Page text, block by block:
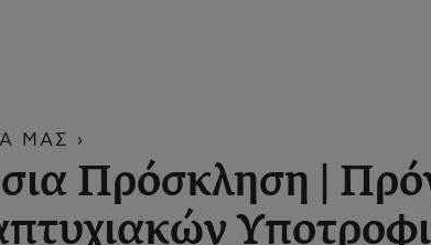
ΜΑΣ ›
Πρόσκληση |